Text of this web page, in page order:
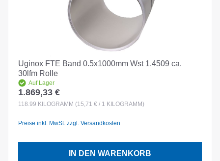
Uginox FTE Band 0.5x1000mm Wst 1.4509 ca.
30lfm Rolle
Auf Lager
Regulärer Preis:
1.869,33 €
118.99 KILOGRAMM (15,71 € / 1 KILOGRAMM)
Preise inkl. MwSt. zzgl. Versandkosten
IN DEN WARENKORB